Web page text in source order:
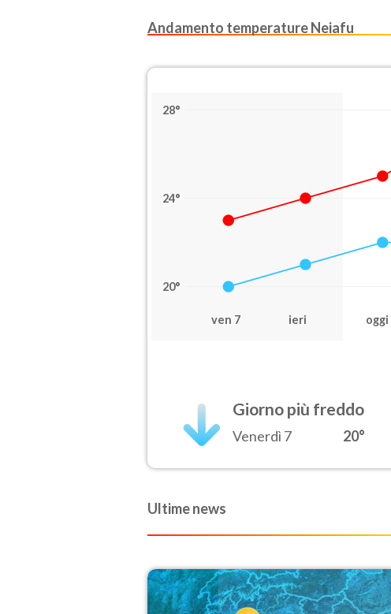
Andamento temperature Neiafu
28°
24°
20°
ven 7 ieri oggi
Giorno più freddo
Venerdì 7 20°
Ultime news